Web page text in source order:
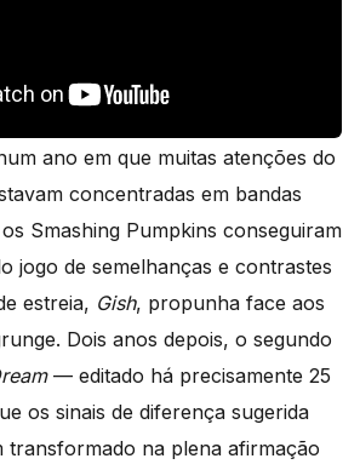
ano em que muitas atenções do
concentradas em bandas
Smashing Pumpkins conseguiram
jogo de semelhanças e contrastes
estreia, Gish, propunha face aos
Dois anos depois, o segundo
— editado há precisamente 25
os sinais de diferença sugerida
transformado na plena afirmação